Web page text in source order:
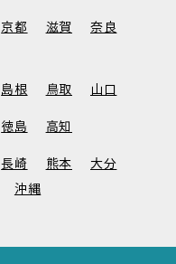
京都 滋賀
奈良
島根 鳥取 山口
徳島 高知
長崎 熊本
大分
沖縄